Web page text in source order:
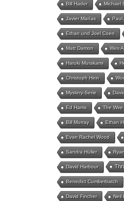
Bill Hader Michael
Javier Marías Paul
Ethan und Joel Coen
Matt Damon Wes
Haruki Murakami
Christoph Hein
Mystery-Serie
Ed Harris The Wire
Bill Murray Ethan
Evan Rachel Wood
Sandra Hüller
David Harbour
Benedict Cumberbatch
David Fincher Neil